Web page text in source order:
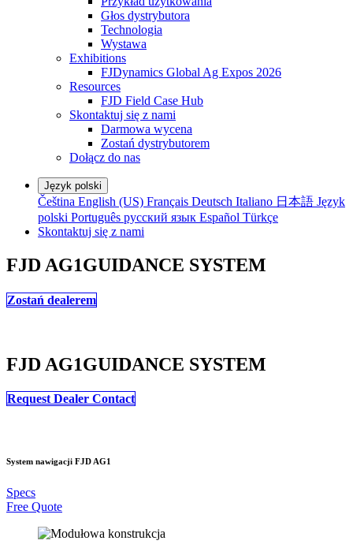
Głos dystrybutora
Technologia
Wystawa
Exhibitions
FJDynamics Global Ag Expos 2026
Resources
FJD Field Case Hub
Skontaktuj się z nami
Darmowa wycena
Zostań dystrybutorem
Dołącz do nas
Język polski
Čeština English (US) Français Deutsch Italiano 日本語 Język
polski Português русский язык Español Türkçe
Skontaktuj się z nami
FJD AG1GUIDANCE SYSTEM
Zostań dealerem
FJD AG1GUIDANCE SYSTEM
Request Dealer Contact
System nawigacji FJD AG1
Specs
Free Quote